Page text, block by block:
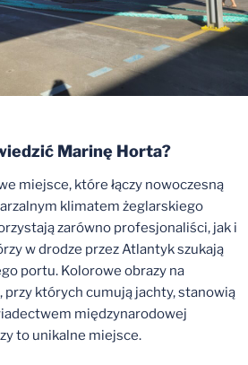
Marinę Horta?
miejsce, które łączy nowoczesną
klimatem żeglarskiego
zarówno profesjonaliści, jak i
w drodze przez Atlantyk szukają
portu. Kolorowe obrazy na
przy których cumują jachty, stanowią
międzynarodowej
to unikalne miejsce.